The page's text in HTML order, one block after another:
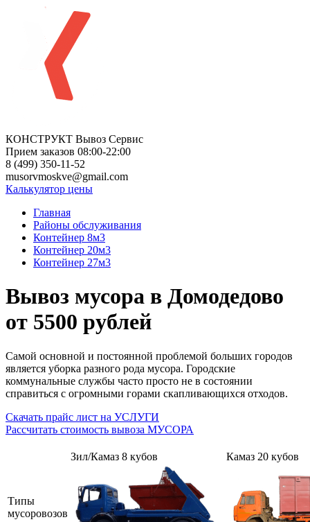
КОНСТРУКТ Вывоз Сервис
Прием заказов 08:00-22:00
8 (499) 350-11-52
musorvmoskve@gmail.com
Калькулятор цены
Главная
Районы обслуживания
Контейнер 8м3
Контейнер 20м3
Контейнер 27м3
Вывоз мусора в Домодедово
от 5500 рублей
Самой основной и постоянной проблемой больших городов
является уборка разного рода мусора. Городские
коммунальные службы часто просто не в состоянии
справиться с огромными горами скапливающихся отходов.
Скачать прайс лист на УСЛУГИ
Рассчитать стоимость вывоза МУСОРА
Зил/Камаз 8 кубов Камаз 20 кубов
Типы
мусоровозов